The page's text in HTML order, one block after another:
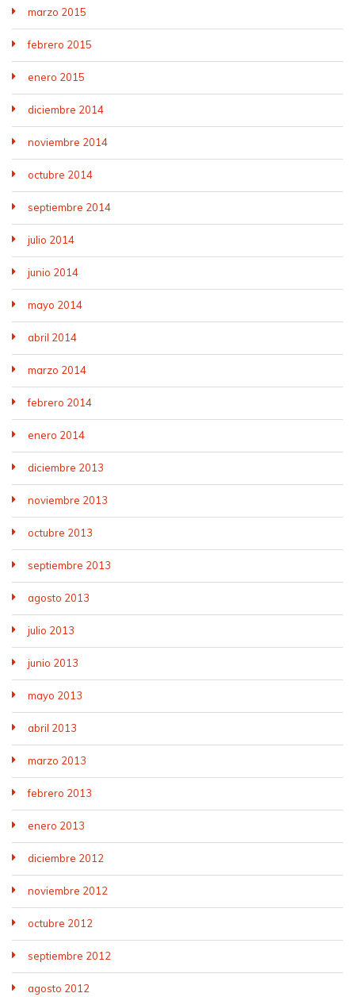
marzo 2015
febrero 2015
enero 2015
diciembre 2014
noviembre 2014
octubre 2014
septiembre 2014
julio 2014
junio 2014
mayo 2014
abril 2014
marzo 2014
febrero 2014
enero 2014
diciembre 2013
noviembre 2013
octubre 2013
septiembre 2013
agosto 2013
julio 2013
junio 2013
mayo 2013
abril 2013
marzo 2013
febrero 2013
enero 2013
diciembre 2012
noviembre 2012
octubre 2012
septiembre 2012
agosto 2012